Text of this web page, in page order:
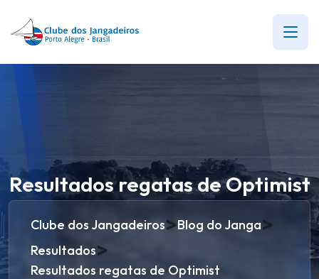
Resultados regatas de Optimist
Clube dos Jangadeiros>Blog do Janga>
Resultados>
Resultados regatas de Optimist